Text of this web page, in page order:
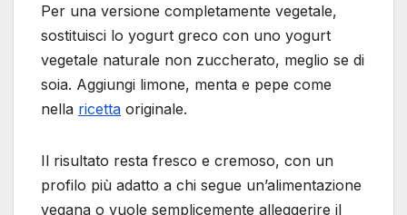
Per una versione completamente vegetale,
sostituisci lo yogurt greco con uno yogurt
vegetale naturale non zuccherato, meglio se di
soia. Aggiungi limone, menta e pepe come
nella ricetta originale.
Il risultato resta fresco e cremoso, con un
profilo più adatto a chi segue un’alimentazione
vegana o vuole semplicemente alleggerire il